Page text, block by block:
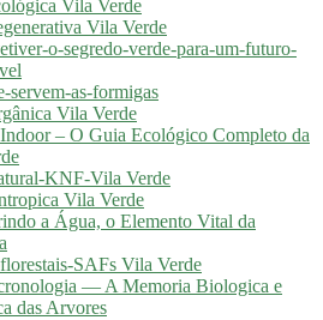
Vila Verde
Vila Verde
o-segredo-verde-para-um-futuro-
servem-as-formigas
Vila Verde
– O Guia Ecológico Completo da
KNF-Vila Verde
Vila Verde
a Água, o Elemento Vital da
SAFs Vila Verde
— A Memoria Biologica e
das Arvores